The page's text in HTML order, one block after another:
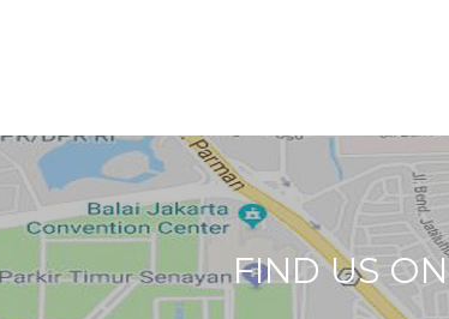
FIND US